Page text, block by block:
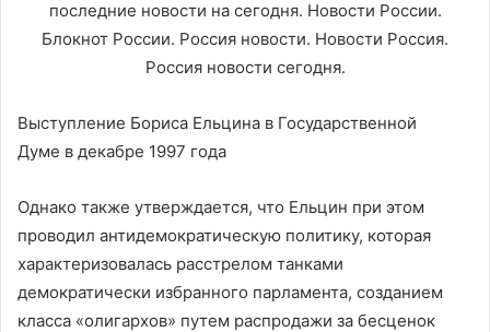
Выступление Бориса Ельцина в Государственной
Думе в декабре 1997 года
Однако также утверждается, что Ельцин при этом
проводил антидемократическую политику, которая
характеризовалась расстрелом танками
демократически избранного парламента, созданием
класса «олигархов» путем распродажи за бесценок